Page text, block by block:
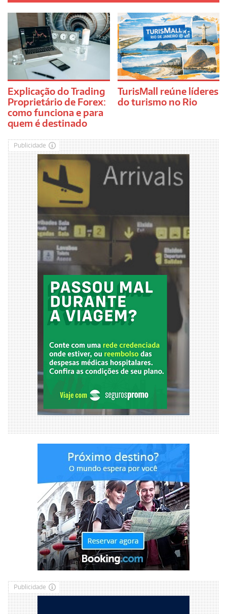
Explicação do Trading
Proprietário de Forex:
como funciona e para
quem é destinado
TurisMall reúne líderes
do turismo no Rio
Publicidade
Publicidade